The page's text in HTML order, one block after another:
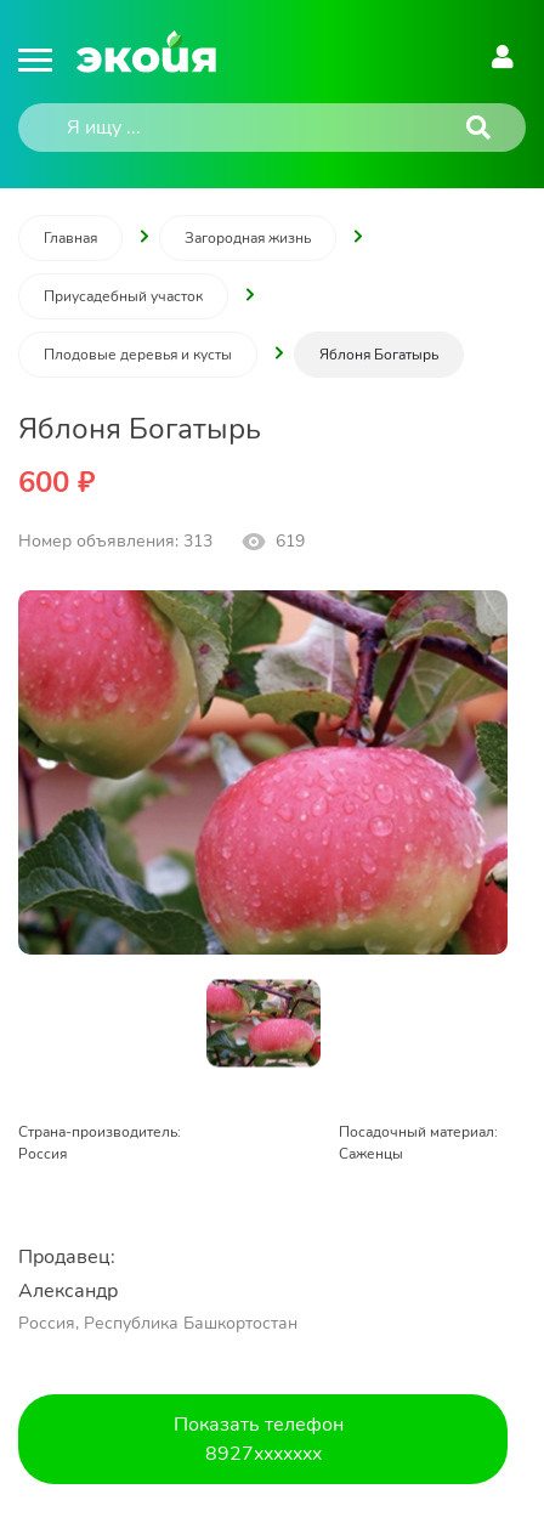
Главная Загородная жизнь
Приусадебный участок
Плодовые деревья и кусты Яблоня Богатырь
Яблоня Богатырь
600 ₽
Номер объявления: 313 619
Страна-производитель:
Россия
Посадочный материал:
Саженцы
Продавец:
Александр
Россия, Республика Башкортостан
Показать телефон
8927xxxxxxx